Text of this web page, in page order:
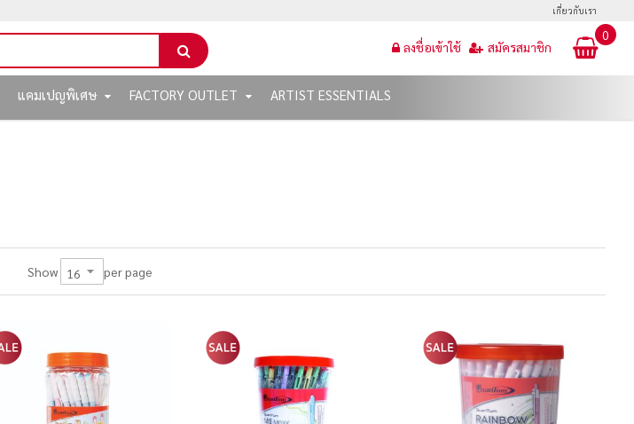
เกี่ยวกับเรา
0
ลงชื่อเข้าใช้ สมัครสมาชิก
แคมเปญพิเศษ FACTORY OUTLET
ARTIST ESSENTIALS
Show per page